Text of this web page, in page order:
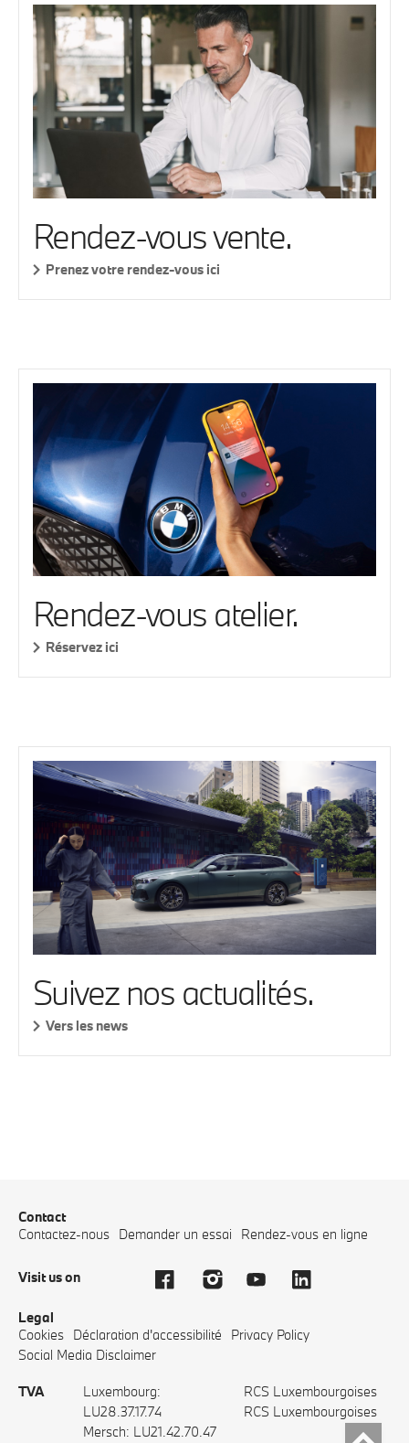
Rendez-vous vente.
Prenez votre rendez-vous ici
Rendez-vous atelier.
Réservez ici
Suivez nos actualités.
Vers les news
Contact
Contactez-nous Demander un essai Rendez-vous en ligne
Visit us on
Legal
Cookies Déclaration d'accessibilité
Privacy Policy
Social Media Disclaimer
TVA
Luxembourg:
LU28.37.17.74
Mersch: LU21.42.70.47
RCS Luxembourgoises
RCS Luxembourgoises